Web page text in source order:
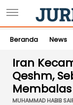
Beranda News
Iran
Qeshm,
Membalas
MUHAMMAD HABIB